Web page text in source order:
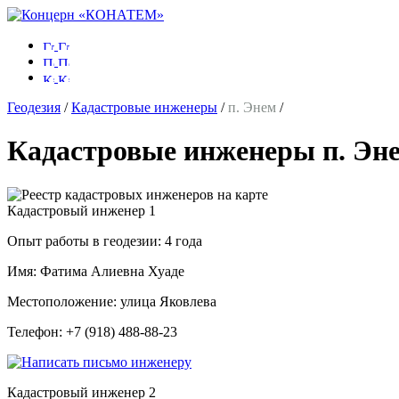
Геодезия /Кадастровые инженеры /п. Энем /
Кадастровые инженеры п.
Кадастровый инженер 1
Опыт работы в геодезии: 4 года
Имя: Фатима Алиевна Хуаде
Местоположение: улица Яковлева
Телефон: +7 (918) 488-88-23
Кадастровый инженер 2